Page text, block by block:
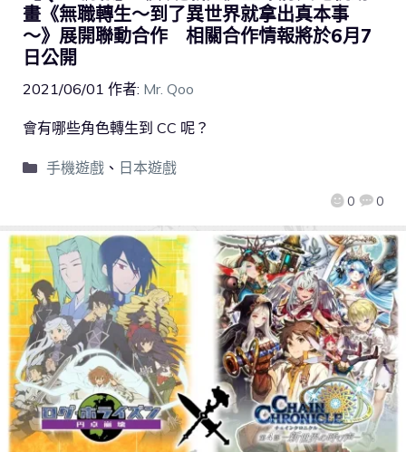
畫《無職轉生～到了異世界就拿出真本事
～》展開聯動合作 相關合作情報將於6月7
日公開
2021/06/01 作者: Mr. Qoo
0 0
會有哪些角色轉生到 CC 呢？
手機遊戲、 日本遊戲